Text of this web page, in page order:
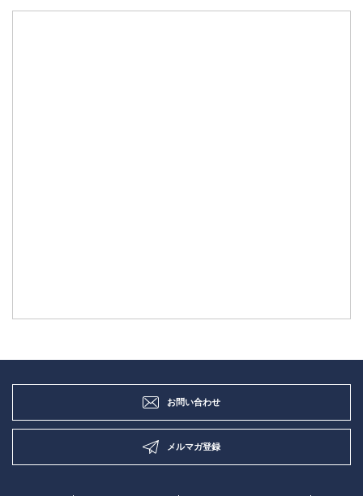
お問い合わせ
メルマガ登録